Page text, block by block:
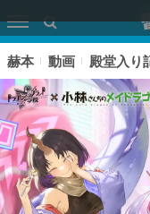
赫本 動画 殿堂入り